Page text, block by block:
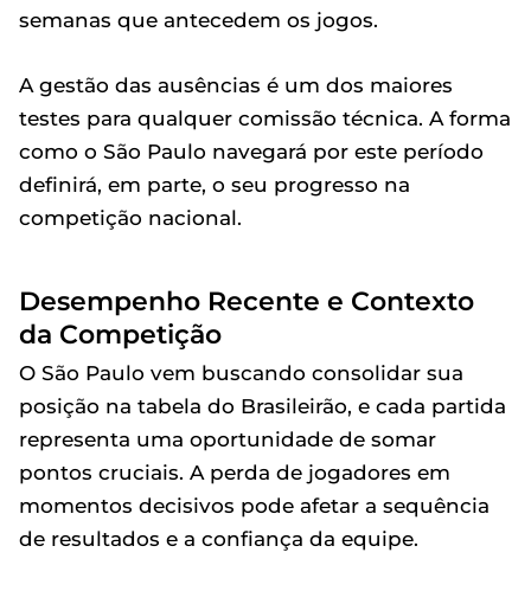
semanas que antecedem os jogos.
A gestão das ausências é um dos maiores
testes para qualquer comissão técnica. A forma
como o São Paulo navegará por este período
definirá, em parte, o seu progresso na
competição nacional.
Desempenho Recente e Contexto
da Competição
O São Paulo vem buscando consolidar sua
posição na tabela do Brasileirão, e cada partida
representa uma oportunidade de somar
pontos cruciais. A perda de jogadores em
momentos decisivos pode afetar a sequência
de resultados e a confiança da equipe.